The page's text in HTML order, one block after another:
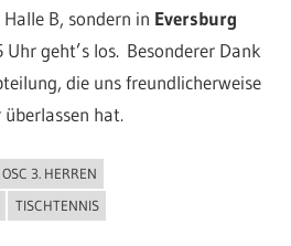
B, sondern in Eversburg
geht’s los. Besonderer Dank
die uns freundlicherweise
hat.
OSC 3. HERREN
TISCHTENNIS